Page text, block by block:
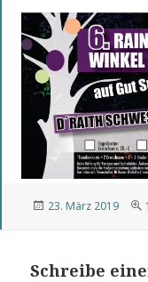
Veröffentlicht
23. März 2019
Schreibe